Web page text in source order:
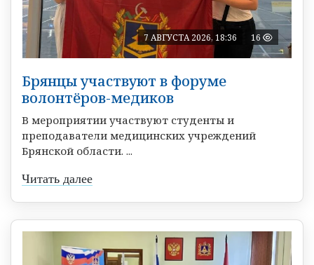
7 АВГУСТА 2026, 18:36 16
Брянцы участвуют в форуме
волонтёров-медиков
В мероприятии участвуют студенты и
преподаватели медицинских учреждений
Брянской области. ...
Читать далее